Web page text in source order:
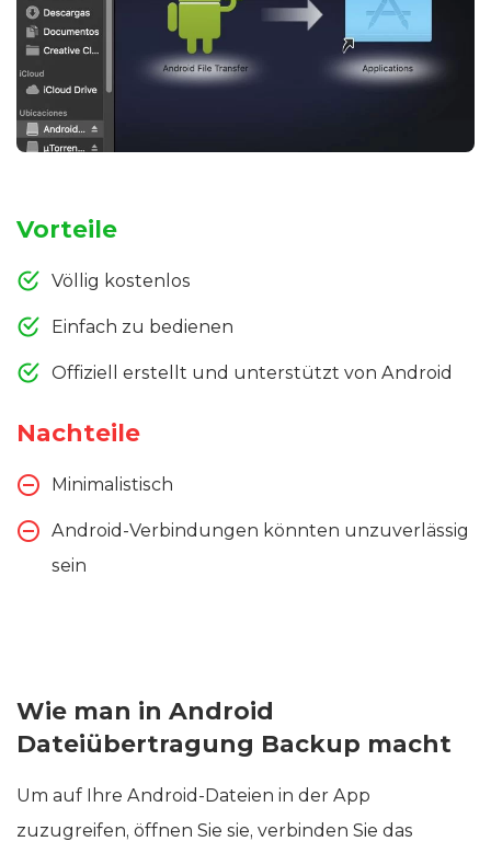
Vorteile
Völlig kostenlos
Einfach zu bedienen
Offiziell erstellt und unterstützt von Android
Nachteile
Minimalistisch
Android-Verbindungen könnten unzuverlässig
sein
Wie man in Android
Dateiübertragung Backup macht
Um auf Ihre Android-Dateien in der App
zuzugreifen, öffnen Sie sie, verbinden Sie das